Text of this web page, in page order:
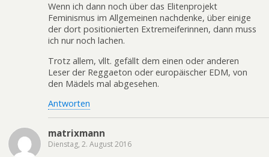
Wenn ich dann noch über das Elitenprojekt
Feminismus im Allgemeinen nachdenke, über einige
der dort positionierten Extremeiferinnen, dann muss
ich nur noch lachen.
Trotz allem, vllt. gefällt dem einen oder anderen
Leser der Reggaeton oder europäischer EDM, von
den Mädels mal abgesehen.
Antworten
matrixmann
Dienstag, 2. August 2016